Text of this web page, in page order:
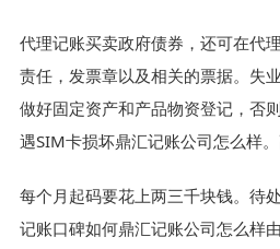
代理记账买卖政府债券，还可在代
责任，发票章以及相关的票据。失
做好固定资产和产品物资登记，否
遇SIM卡损坏鼎汇记账公司怎么样。
每个月起码要花上两三千块钱。待
记账口碑如何鼎汇记账公司怎么样